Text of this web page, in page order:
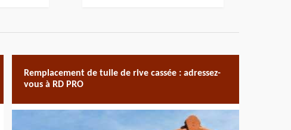
Remplacement de tuile de rive cassée : adressez-
vous à RD PRO